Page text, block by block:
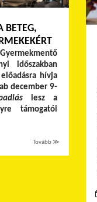
BETEG,
időszakban
hívja
december 9-
lesz a
támogatói
Tovább ≫